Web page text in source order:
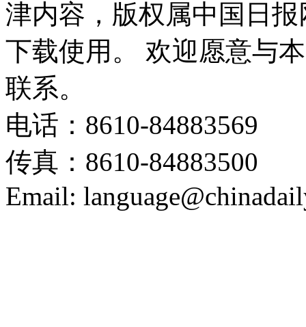
津内容，版权属中国日
下载使用。 欢迎愿意与
联系。
电话：8610-84883569
传真：8610-84883500
Email: